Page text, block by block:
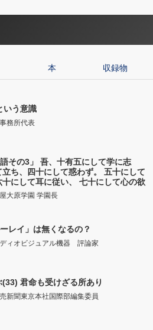
本 収録物
う意識
務所代表
その3」 吾、十有五にして学に志
立ち、四十にして惑わず。 五十にして
十にして耳に従い、 七十にして心の欲
て矩をこえず。
大原学園 学園長
レイ」は無くなるの？
ィオビジュアル機器 評論家
君命も受けざる所あり
新聞東京本社国際部編集委員